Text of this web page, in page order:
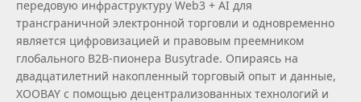
передовую инфраструктуру Web3 + AI для
трансграничной электронной торговли и одновременно
является цифровизацией и правовым преемником
глобального B2B‑пионера Busytrade. Опираясь на
двадцатилетний накопленный торговый опыт и данные,
XOOBAY с помощью децентрализованных технологий и